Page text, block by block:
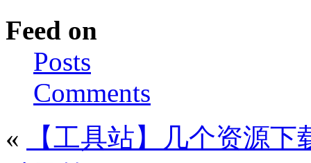
Feed on
Posts
Comments
«
【工具站】几个资源